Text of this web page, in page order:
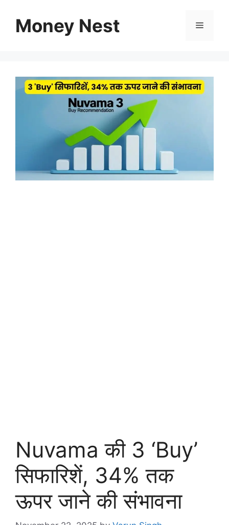
contentMoney Nest Menu
Nuvama की 3 ‘Buy’
सिफारिशें, 34% तक
ऊपर जाने की संभावना